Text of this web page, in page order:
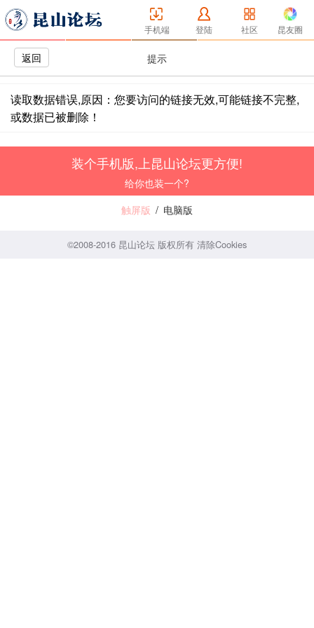
手机端 登陆 社区 昆友圈
返回 提示
读取数据错误,原因：您要访问的链接无效,可能链接不完整,
或数据已被删除！
装个手机版,上昆山论坛更方便!
给你也装一个?
触屏版 / 电脑版
©2008-2016 昆山论坛 版权所有 清除Cookies